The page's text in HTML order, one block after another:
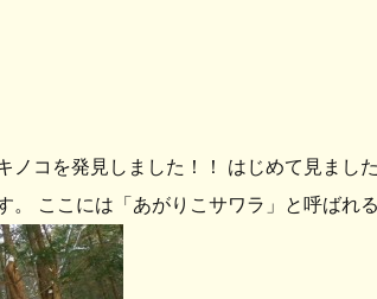
ノコを発見しました！！ はじめて見まし
。 ここには「あがりこサワラ」と呼ばれ